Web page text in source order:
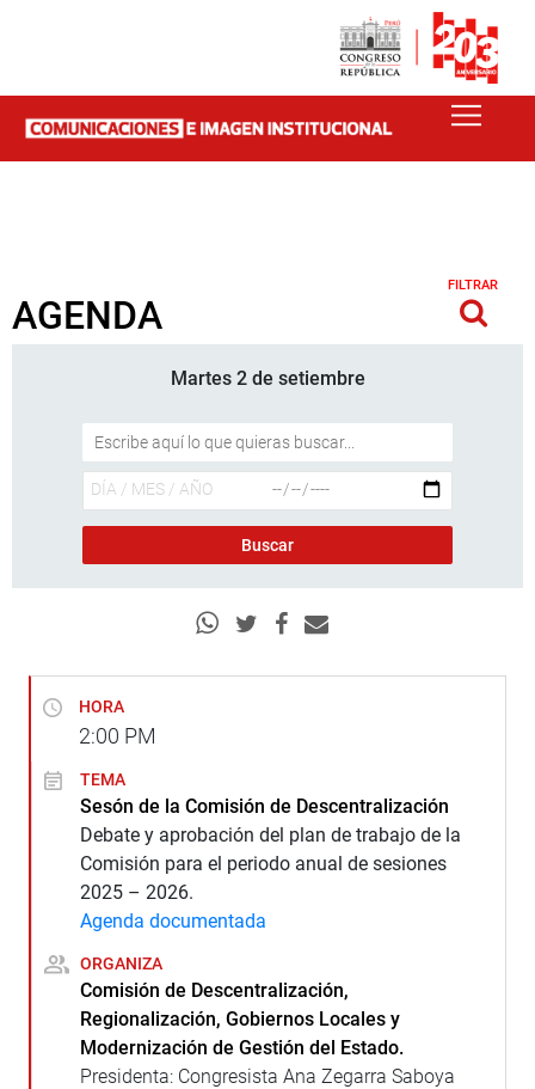
AGENDA
FILTRAR
Martes 2 de setiembre
HORA
2:00 PM
TEMA
Sesón de la Comisión de Descentralización
Debate y aprobación del plan de trabajo de la
Comisión para el periodo anual de sesiones
2025 – 2026.
Agenda documentada
ORGANIZA
Comisión de Descentralización,
Regionalización, Gobiernos Locales y
Modernización de Gestión del Estado.
Presidenta: Congresista Ana Zegarra Saboya